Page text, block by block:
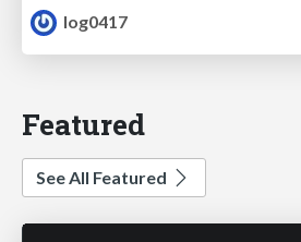
log0417
Featured
See All Featured